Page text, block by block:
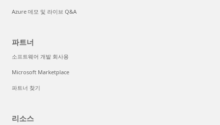
Azure 데모 및 라이브 Q&A
파트너
소프트웨어 개발 회사용
Microsoft Marketplace
파트너 찾기
리소스